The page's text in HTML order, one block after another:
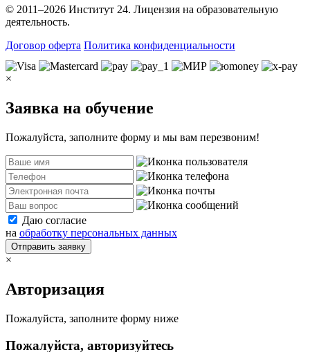
© 2011–2026 Институт 24. Лицензия на образовательную
деятельность.
Договор оферта Политика конфиденциальности
×
Заявка на обучение
Пожалуйста, заполните форму и мы вам перезвоним!
Даю согласие
на обработку персональных данных
Отправить заявку
×
Авторизация
Пожалуйста, заполните форму ниже
Пожалуйста, авторизуйтесь